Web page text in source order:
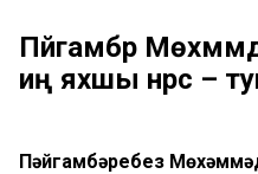
Пәйгамбәр
иң яхшы нәрсә –
Пәйгамбәребез